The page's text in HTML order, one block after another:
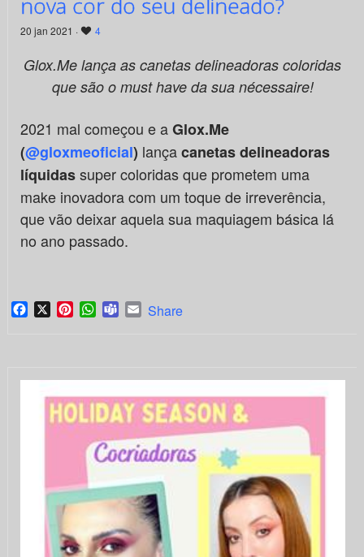
nova cor do seu delineado?
20 jan 2021 · 4
Glox.Me lança as canetas delineadoras coloridas
que são o must have da sua nécessaire!
2021 mal começou e aGlox.Me
(@gloxmeoficial) lançacanetas delineadoras
líquidassuper coloridas que prometem uma
make inovadora com um toque de irreverência,
que vão deixar aquela sua maquiagem básica lá
no ano passado.
Facebook
X PinterestWhatsApp
TeamsEmail
Share